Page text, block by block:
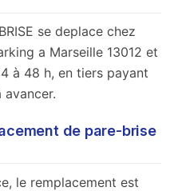
se deplace chez
a Marseille 13012 et
à 48 h, en tiers payant
de pare-brise
le remplacement est